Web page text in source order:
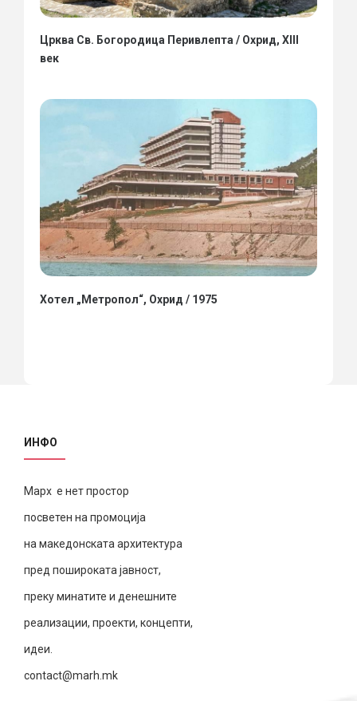
Црква Св. Богородица Перивлепта / Охрид, XIII
век
Хотел „Метропол“, Охрид / 1975
ИНФО
Марх е нет простор
посветен на промоција
на македонската архитектура
пред пошироката јавност,
преку минатите и денешните
реализации, проекти, концепти,
идеи.
contact@marh.mk